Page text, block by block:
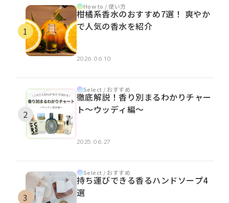
How to / 使い方
柑橘系香水のおすすめ7選！ 爽やか
で人気の香水を紹介
2026.06.10
Select / おすすめ
徹底解説！香り別まるわかりチャー
ト～ウッディ編～
2025.06.27
Select / おすすめ
持ち運びできる香るハンドソープ4
選